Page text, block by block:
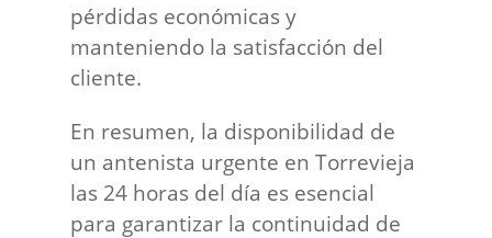
pérdidas económicas y
manteniendo la satisfacción del
cliente.
En resumen, la disponibilidad de
un antenista urgente en Torrevieja
las 24 horas del día es esencial
para garantizar la continuidad de